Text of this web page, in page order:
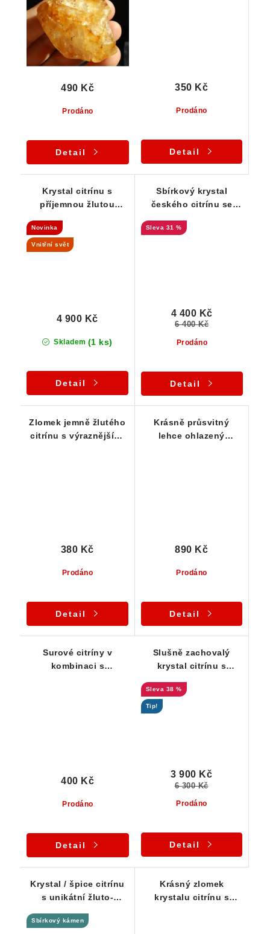
Prodáno
490 Kč
Detail
Prodáno
350 Kč
Detail
Krystal citrínu s
příjemnou žlutou
podtóny
Novinka
Vnitřní svět
Skladem (1 ks)
4 900 Kč
Detail
Sbírkový krystal
českého citrínu se
krásně zachovalým
31 %
Prodáno
4 400 Kč
6 400 Kč
Detail
Zlomek jemně žlutého
citrínu s výraznějšími
Prodáno
380 Kč
Detail
Krásně průsvitný
lehce ohlazený
Prodáno
890 Kč
Detail
Surové citríny v
kombinaci s
Prodáno
400 Kč
Detail
Slušně zachovalý
krystal citrínu s
křemennou základnou
38 %
Tip!
Prodáno
3 900 Kč
6 300 Kč
Detail
Krystal / špice citrínu
s unikátní žluto-
kouřovými tóny
Sbírkový kámen
Krásný zlomek
krystalu citrínu s